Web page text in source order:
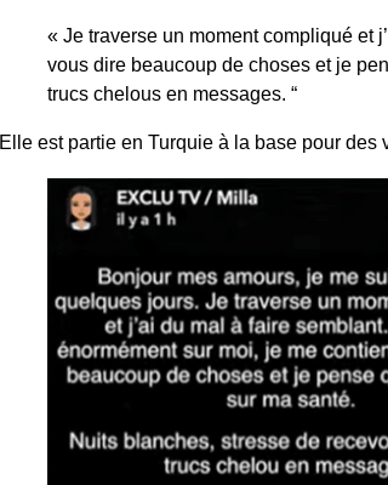
« Je traverse un moment compliqué et
vous dire beaucoup de choses et je
trucs chelous en messages. “
Elle est partie en Turquie à la base pour